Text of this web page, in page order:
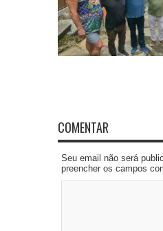
COMENTAR
Seu email não será
preencher os campos